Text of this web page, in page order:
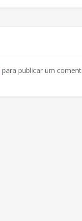
para publicar um